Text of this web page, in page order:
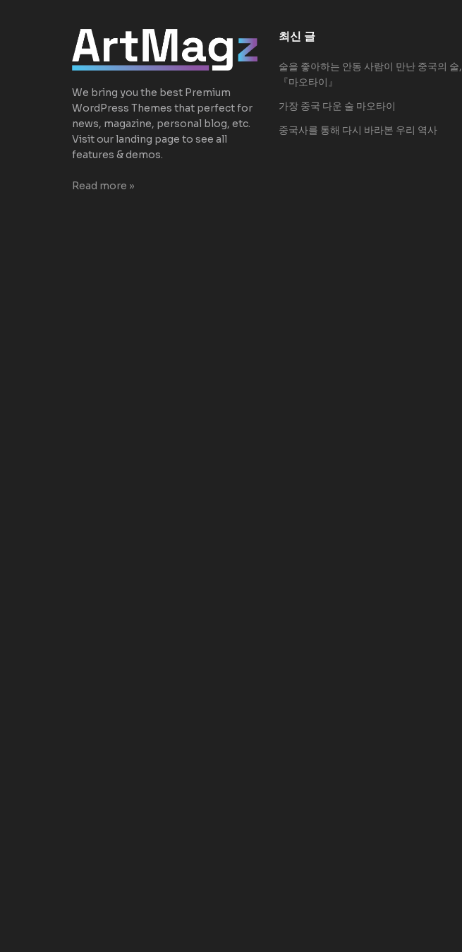
We bring you the best Premium
WordPress Themes that perfect for
news, magazine, personal blog, etc.
Visit our landing page to see all
features & demos.
Read more »
최신 글
술을 좋아하는 안동 사람이 만난 중국의 술,
『마오타이』
가장 중국 다운 술 마오타이
중국사를 통해 다시 바라본 우리 역사